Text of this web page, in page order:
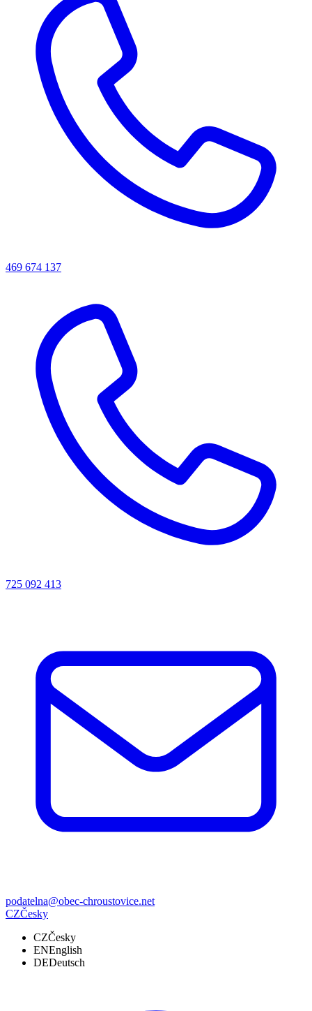
469 674 137
725 092 413
podatelna@obec-chroustovice.net
CZČesky
CZČesky
ENEnglish
DEDeutsch